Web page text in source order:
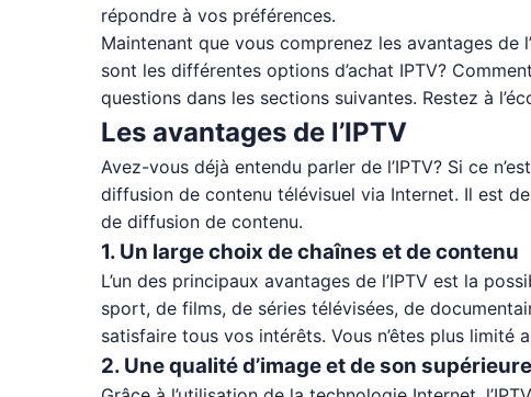
répondre à vos préférences.
Maintenant que vous comprenez les avantages de
sont les différentes options d’achat IPTV?
questions dans les sections suivantes. Restez à
Les avantages de l’IPTV
Avez-vous déjà entendu parler de l’IPTV? Si ce
diffusion de contenu télévisuel via Internet. Il est
de diffusion de contenu.
1. Un large choix de chaînes et de contenu
L’un des principaux avantages de l’IPTV est la
sport, de films, de séries télévisées, de
satisfaire tous vos intérêts. Vous n’êtes plus
2. Une qualité d’image et de son supérieure